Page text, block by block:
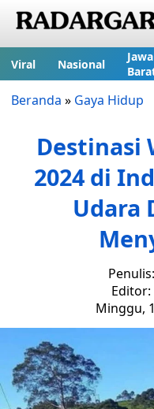
Viral Nasional
Jawa
Beranda » Gaya Hidup
Destinasi
2024 di
Udara
Penulis:
Minggu,